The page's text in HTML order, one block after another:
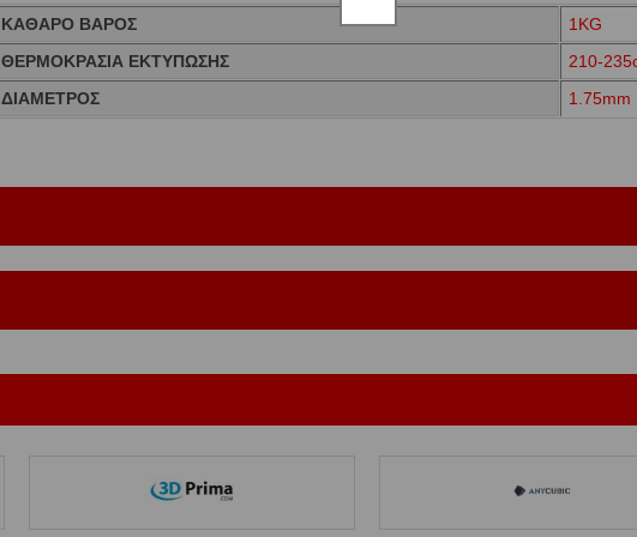
ΚΑΘΑΡΟ ΒΑΡΟΣ
1KG
ΘΕΡΜΟΚΡΑΣΙΑ ΕΚΤΥΠΩΣΗΣ
210-
ΔΙΑΜΕΤΡΟΣ
1.75mm